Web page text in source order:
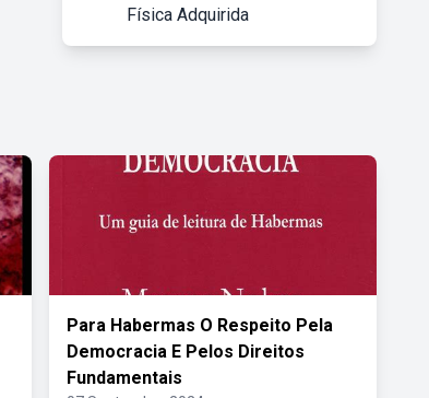
Física Adquirida
Para Habermas O Respeito Pela
Democracia E Pelos Direitos
Fundamentais